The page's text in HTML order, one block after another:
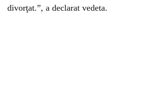
divorţat.”, a declarat vedeta.